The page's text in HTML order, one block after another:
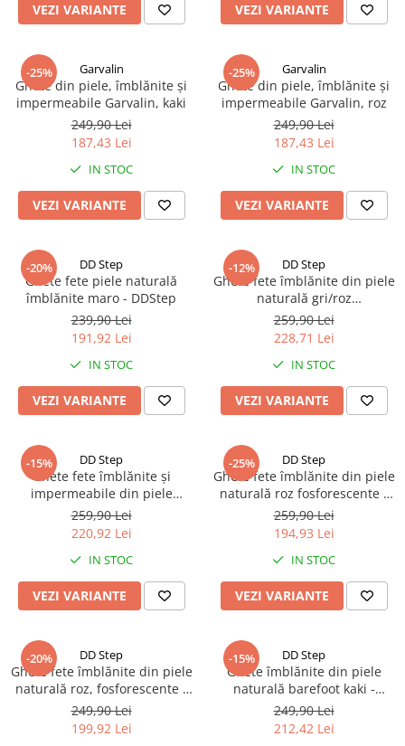
VEZI VARIANTE VEZI VARIANTE
-25% Garvalin
Ghete din piele, îmblănite și
impermeabile Garvalin, kaki
249,90 Lei
187,43 Lei
IN STOC
VEZI VARIANTE
-25% Garvalin
Ghete din piele, îmblănite și
impermeabile Garvalin, roz
249,90 Lei
187,43 Lei
IN STOC
VEZI VARIANTE
-20% DD Step
Ghete fete piele naturală
îmblănite maro - DDStep
239,90 Lei
191,92 Lei
IN STOC
VEZI VARIANTE
-12% DD Step
Ghete fete îmblănite din piele
naturală gri/roz
fosforescente- DDStep
259,90 Lei
228,71 Lei
IN STOC
VEZI VARIANTE
-15% DD Step
Ghete fete îmblănite și
impermeabile din piele
naturală, bronz - DDStep
259,90 Lei
220,92 Lei
IN STOC
VEZI VARIANTE
-25% DD Step
Ghete fete îmblănite din piele
naturală roz fosforescente -
DDStep
259,90 Lei
194,93 Lei
IN STOC
VEZI VARIANTE
-20% DD Step
Ghete fete îmblănite din piele
naturală roz, fosforescente -
DDStep
249,90 Lei
199,92 Lei
-15% DD Step
Ghete îmblănite din piele
naturală barefoot kaki -
DDStep
249,90 Lei
212,42 Lei